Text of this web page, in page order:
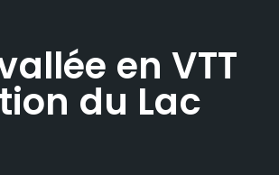
en VTT
du Lac